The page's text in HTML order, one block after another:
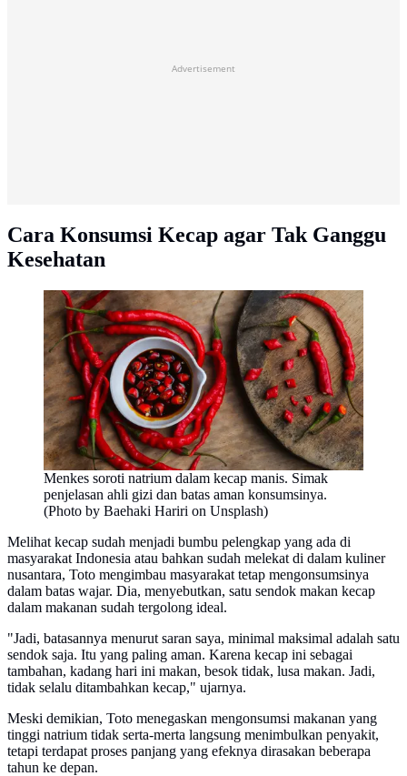
Advertisement
Cara Konsumsi Kecap agar Tak Ganggu
Kesehatan
Menkes soroti natrium dalam kecap manis. Simak
penjelasan ahli gizi dan batas aman konsumsinya.
(Photo by Baehaki Hariri on Unsplash)
Melihat kecap sudah menjadi bumbu pelengkap yang ada di
masyarakat Indonesia atau bahkan sudah melekat di dalam kuliner
nusantara, Toto mengimbau masyarakat tetap mengonsumsinya
dalam batas wajar. Dia, menyebutkan, satu sendok makan kecap
dalam makanan sudah tergolong ideal.
"Jadi, batasannya menurut saran saya, minimal maksimal adalah satu
sendok saja. Itu yang paling aman. Karena kecap ini sebagai
tambahan, kadang hari ini makan, besok tidak, lusa makan. Jadi,
tidak selalu ditambahkan kecap," ujarnya.
Meski demikian, Toto menegaskan mengonsumsi makanan yang
tinggi natrium tidak serta-merta langsung menimbulkan penyakit,
tetapi terdapat proses panjang yang efeknya dirasakan beberapa
tahun ke depan.